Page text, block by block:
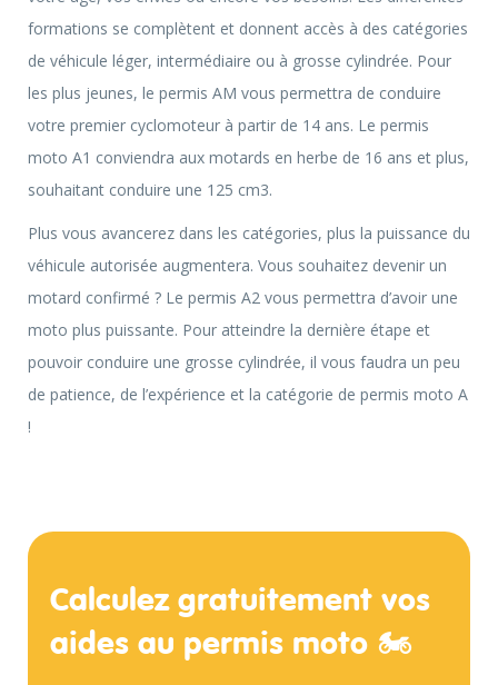
formations se complètent et donnent accès à des catégories
de véhicule léger, intermédiaire ou à grosse cylindrée. Pour
les plus jeunes, le permis AM vous permettra de conduire
votre premier cyclomoteur à partir de 14 ans. Le permis
moto A1 conviendra aux motards en herbe de 16 ans et plus,
souhaitant conduire une 125 cm3.
Plus vous avancerez dans les catégories, plus la puissance du
véhicule autorisée augmentera. Vous souhaitez devenir un
motard confirmé ? Le permis A2 vous permettra d’avoir une
moto plus puissante. Pour atteindre la dernière étape et
pouvoir conduire une grosse cylindrée, il vous faudra un peu
de patience, de l’expérience et la catégorie de permis moto A
!
Calculez gratuitement vos
aides au permis moto 🏍️